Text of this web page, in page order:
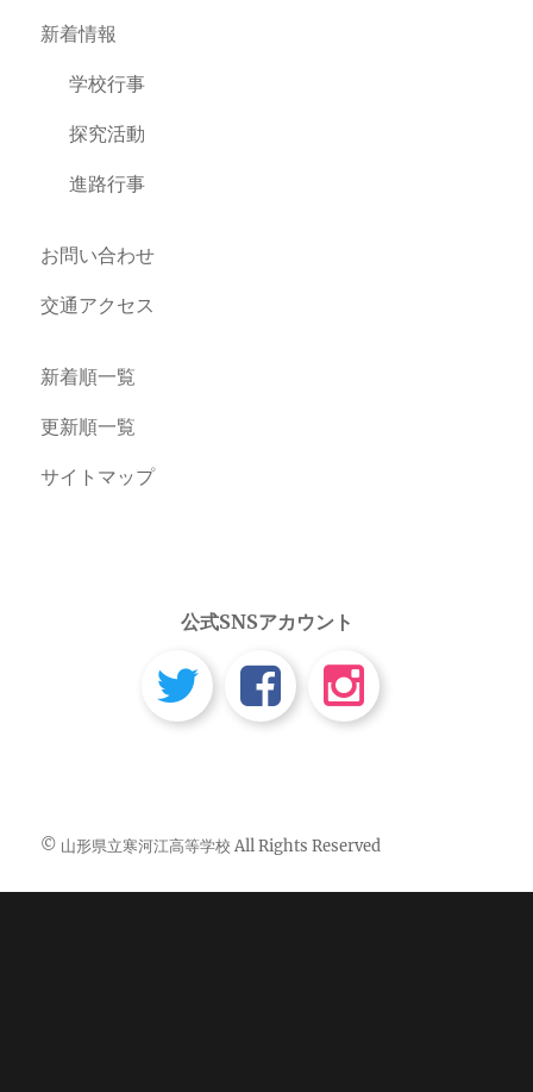
新着情報
学校行事
探究活動
進路行事
お問い合わせ
交通アクセス
新着順一覧
更新順一覧
サイトマップ
公式SNSアカウント
© 山形県立寒河江高等学校 All Rights Reserved